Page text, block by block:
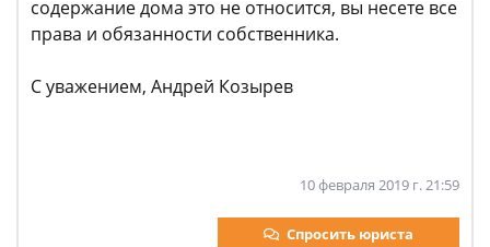
содержание дома это не относится, вы несете все
права и обязанности собственника.
С уважением, Андрей Козырев
10 февраля 2019 г. 21:59
Спросить юриста